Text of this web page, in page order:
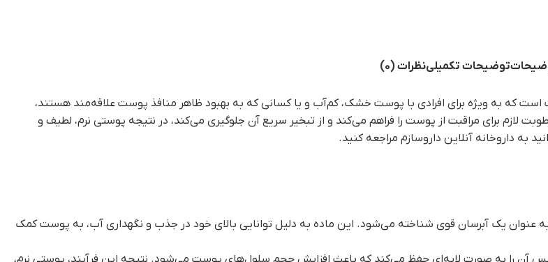
توضیحات تکمیلینظرات (0)
است که به ویژه برای افرادی با پوست خشک، کم‌آب و یا کسانی که به بهبود ظاهر منافذ پوست علاقه‌مند هستند،
لازم برای مراقبت از پوست را فراهم می‌کند و از تبخیر سریع آن جلوگیری می‌کند، در نتیجه پوستی نرم، لطیف و
به داروخانه آنلاین داروسازم مراجعه کنید.
یک آبرسان قوی شناخته می‌شود. این ماده به دلیل توانایی بالای خود در جذب و نگهداری آب، به پوست کمک